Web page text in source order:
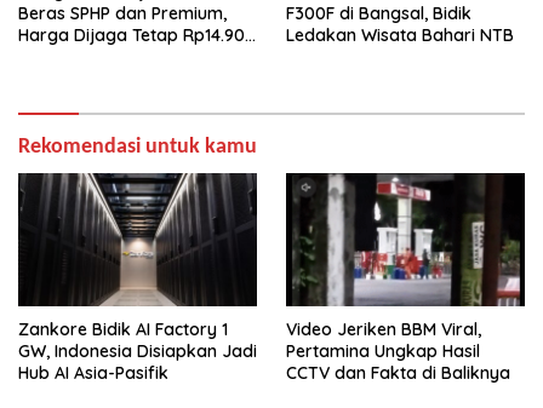
Beras SPHP dan Premium,
Harga Dijaga Tetap Rp14.900
F300F di Bangsal, Bidik
Ledakan Wisata Bahari NTB
Rekomendasi untuk kamu
Zankore Bidik AI Factory 1
GW, Indonesia Disiapkan Jadi
Hub AI Asia-Pasifik
Video Jeriken BBM Viral,
Pertamina Ungkap Hasil
CCTV dan Fakta di Baliknya